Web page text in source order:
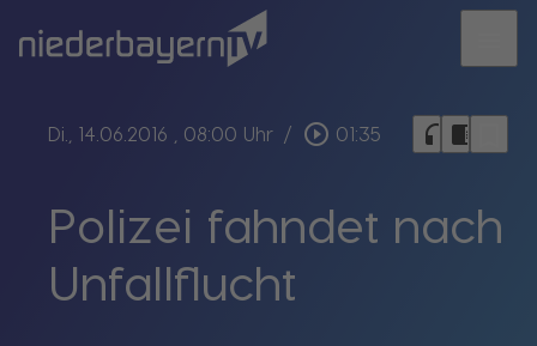
Di., 14.06.2016 , 08:00 Uhr / play_circle_outline 01:35 headphones chrome_reader_mode
Polizei fahndet nach
Unfallflucht